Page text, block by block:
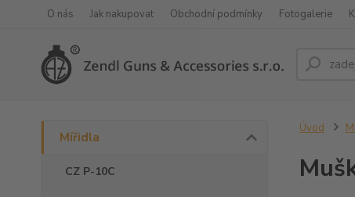
O nás Jak nakupovat Obchodní podmínky Fotogalerie
Mířidla
CZ P-10C
Úvod